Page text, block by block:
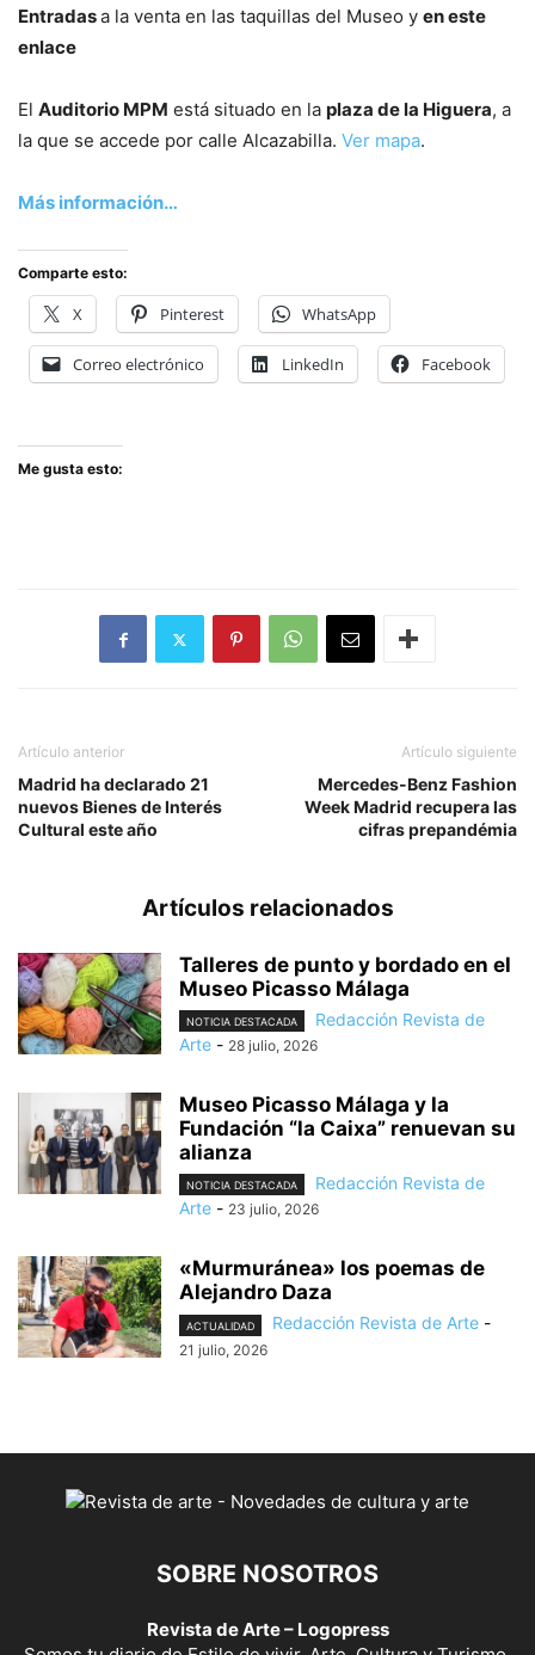
Entradasa la venta en las taquillas del Museo y en este
enlace
El Auditorio MPM está situado en la plaza de la Higuera, a
la que se accede por calle Alcazabilla. Ver mapa.
Más información…
Comparte esto:
X Pinterest WhatsApp
Correo electrónico LinkedIn Facebook
Me gusta esto:
Artículo anterior
Madrid ha declarado 21
nuevos Bienes de Interés
Cultural este año
Artículo siguiente
Mercedes-Benz Fashion
Week Madrid recupera las
cifras prepandémia
Artículos relacionados
Talleres de punto y bordado en el
Museo Picasso Málaga
NOTICIA DESTACADA
Redacción Revista de
Arte - 28 julio, 2026
Museo Picasso Málaga y la
Fundación “la Caixa” renuevan su
alianza
NOTICIA DESTACADA
Redacción Revista de
Arte - 23 julio, 2026
«Murmuránea» los poemas de
Alejandro Daza
ACTUALIDAD Redacción Revista de Arte -
21 julio, 2026
SOBRE NOSOTROS
Revista de Arte – Logopress